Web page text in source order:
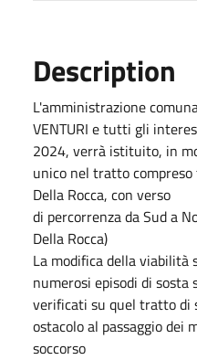
Description
L'amministrazione
VENTURI e tutti gli
2024, verrà istituito, in
unico nel tratto
Della Rocca, con verso
di percorrenza da Sud a
Della Rocca)
La modifica della viabilità
numerosi episodi di sosta
verificati su quel tratto di
ostacolo al passaggio dei
soccorso